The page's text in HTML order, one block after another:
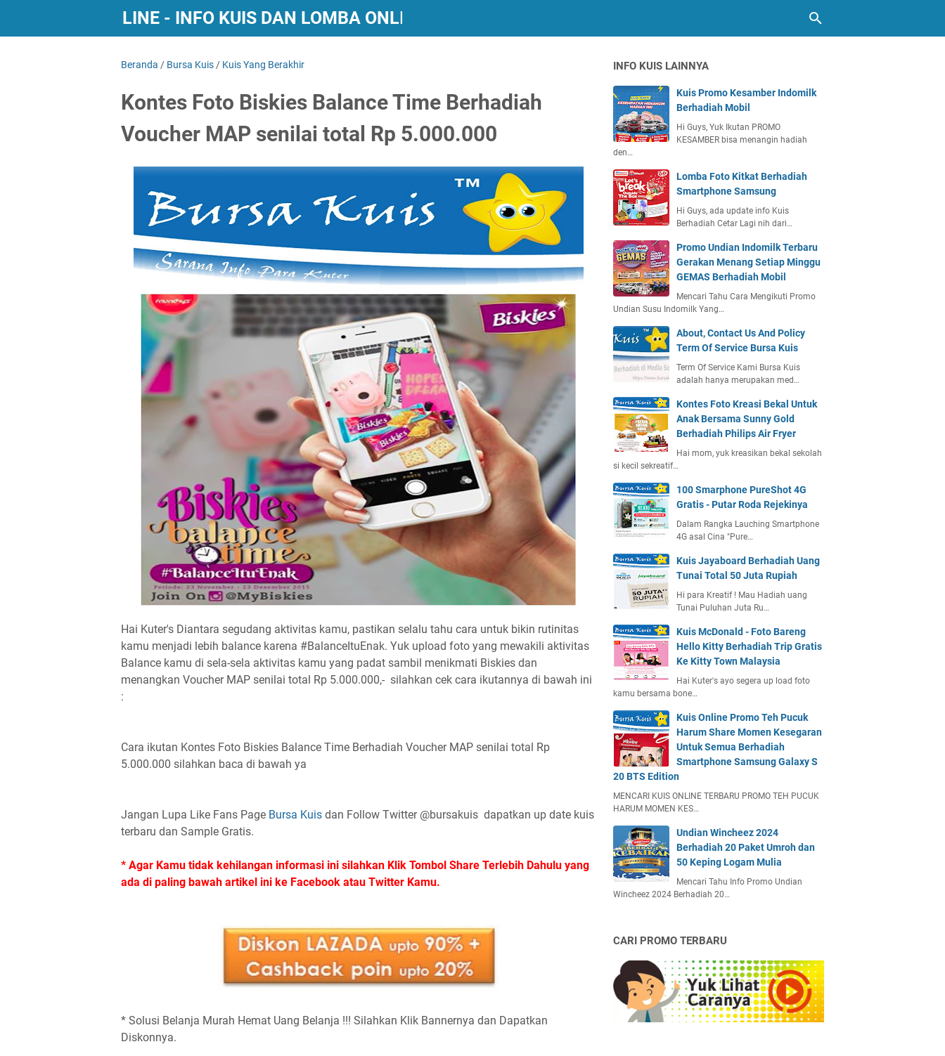
KUIS ONLINE - INFO KUIS DAN LOMBA ONLINE BERHADIAH
Beranda / Bursa Kuis / Kuis Yang Berakhir
Kontes Foto Biskies Balance Time Berhadiah
Voucher MAP senilai total Rp 5.000.000
Hai Kuter's Diantara segudang aktivitas kamu, pastikan selalu tahu cara untuk bikin rutinitas
kamu menjadi lebih balance karena ‪#‎BalanceItuEnak‬. Yuk upload foto yang mewakili aktivitas
Balance kamu di sela-sela aktivitas kamu yang padat sambil menikmati Biskies dan
menangkan Voucher MAP senilai total Rp 5.000.000,- silahkan cek cara ikutannya di bawah ini
:
Cara ikutan Kontes Foto Biskies Balance Time Berhadiah Voucher MAP senilai total Rp
5.000.000 silahkan baca di bawah ya
Jangan Lupa Like Fans Page Bursa Kuis dan Follow Twitter @bursakuis dapatkan up date kuis
terbaru dan Sample Gratis.
* Agar Kamu tidak kehilangan informasi ini silahkan Klik Tombol Share Terlebih Dahulu yang
ada di paling bawah artikel ini ke Facebook atau Twitter Kamu.
* Solusi Belanja Murah Hemat Uang Belanja !!! Silahkan Klik Bannernya dan Dapatkan
Diskonnya.
INFO KUIS LAINNYA
Kuis Promo Kesamber Indomilk
Berhadiah Mobil
Hi Guys, Yuk Ikutan PROMO
KESAMBER bisa menangin hadiah
den…
Lomba Foto Kitkat Berhadiah
Smartphone Samsung
Hi Guys, ada update info Kuis
Berhadiah Cetar Lagi nih dari…
Promo Undian Indomilk Terbaru
Gerakan Menang Setiap Minggu
GEMAS Berhadiah Mobil
Mencari Tahu Cara Mengikuti Promo
Undian Susu Indomilk Yang…
About, Contact Us And Policy
Term Of Service Bursa Kuis
Term Of Service Kami Bursa Kuis
adalah hanya merupakan med…
Kontes Foto Kreasi Bekal Untuk
Anak Bersama Sunny Gold
Berhadiah Philips Air Fryer
Hai mom, yuk kreasikan bekal sekolah
si kecil sekreatif…
100 Smarphone PureShot 4G
Gratis - Putar Roda Rejekinya
Dalam Rangka Lauching Smartphone
4G asal Cina "Pure…
Kuis Jayaboard Berhadiah Uang
Tunai Total 50 Juta Rupiah
Hi para Kreatif ! Mau Hadiah uang
Tunai Puluhan Juta Ru…
Kuis McDonald - Foto Bareng
Hello Kitty Berhadiah Trip Gratis
Ke Kitty Town Malaysia
Hai Kuter's ayo segera up load foto
kamu bersama bone…
Kuis Online Promo Teh Pucuk
Harum Share Momen Kesegaran
Untuk Semua Berhadiah
Smartphone Samsung Galaxy S
20 BTS Edition
MENCARI KUIS ONLINE TERBARU PROMO TEH PUCUK
HARUM MOMEN KES…
Undian Wincheez 2024
Berhadiah 20 Paket Umroh dan
50 Keping Logam Mulia
Mencari Tahu Info Promo Undian
Wincheez 2024 Berhadiah 20…
CARI PROMO TERBARU